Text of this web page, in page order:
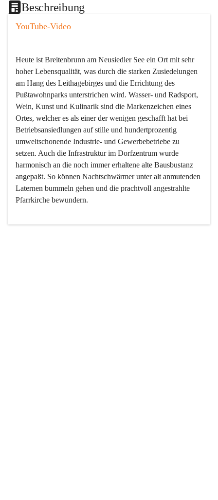
Beschreibung
YouTube-Video
Heute ist Breitenbrunn am Neusiedler See ein Ort mit sehr
hoher Lebensqualität, was durch die starken Zusiedelungen
am Hang des Leithagebirges und die Errichtung des
Pußtawohnparks unterstrichen wird. Wasser- und Radsport,
Wein, Kunst und Kulinarik sind die Markenzeichen eines
Ortes, welcher es als einer der wenigen geschafft hat bei
Betriebsansiedlungen auf stille und hundertprozentig
umweltschonende Industrie- und Gewerbebetriebe zu
setzen. Auch die Infrastruktur im Dorfzentrum wurde
harmonisch an die noch immer erhaltene alte Bausbustanz
angepaßt. So können Nachtschwärmer unter alt anmutenden
Laternen bummeln gehen und die prachtvoll angestrahlte
Pfarrkirche bewundern.
Der Weinbau dominert heute nicht mehr, ist aber integrativer